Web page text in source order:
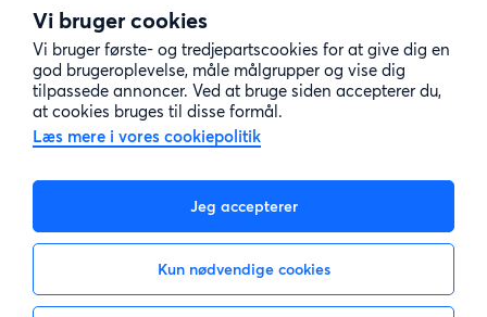
Vi bruger cookies
Vi bruger første- og tredjepartscookies for at give dig en
god brugeroplevelse, måle målgrupper og vise dig
tilpassede annoncer. Ved at bruge siden accepterer du,
at cookies bruges til disse formål.
Læs mere i vores cookiepolitik
Jeg accepterer
Kun nødvendige cookies
Behandling af personoplysninger
Cookiepolitik
Sitemap
E-mail: